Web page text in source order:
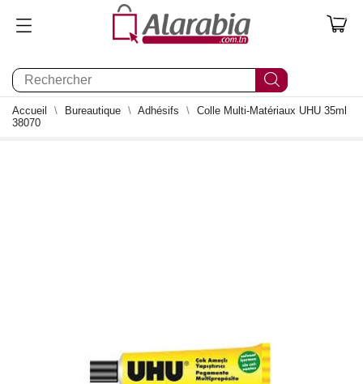
0
Accueil Bureautique Adhésifs
Colle Multi-Matériaux UHU 35ml
38070